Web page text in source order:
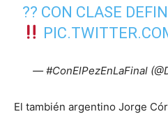
?? CON CLASE
— #ConElPezEnLaFinal
El también argentino Jorge